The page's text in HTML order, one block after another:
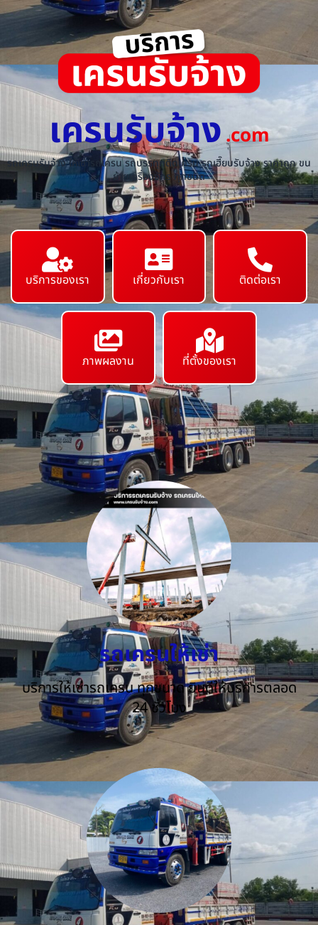
เครนรับจ้าง.com
รถเครนรับจ้าง ให้เช่ารถเครน รถบรรทุกติดเครน รถเฮี๊ยบรับจ้าง ราคาถูก ขน
ย้ายเครื่องจักร ทุกชนิด
บริการของเรา เกี่ยวกับเรา ติดต่อเรา
ภาพผลงาน ที่ตั้งของเรา
รถเครนให้เช่า
บริการให้เช่ารถเครน ทุกขนาด ยินดีให้บริการตลอด
24 ชั่วโมง